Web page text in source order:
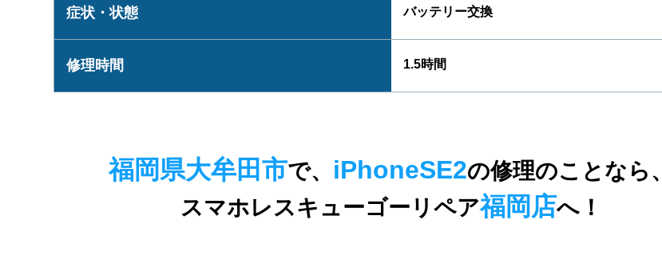
症状・状態 バッテリー交換
修理時間 1.5時間
福岡県大牟田市で、 iPhoneSE2の修理のことなら、
スマホレスキューゴーリペア福岡店へ！